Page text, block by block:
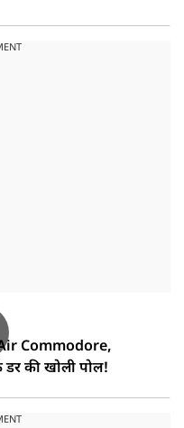
Air Commodore,
की खोली पोल!